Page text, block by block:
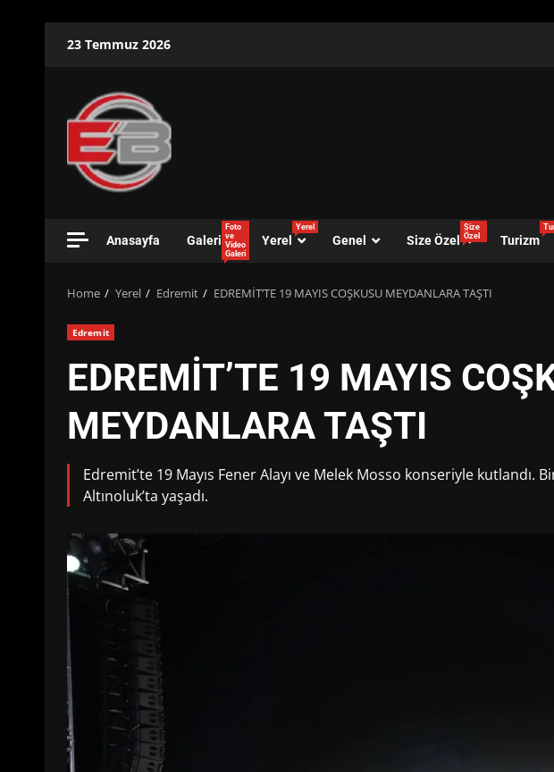
23 Temmuz 2026
Anasayfa Galeri
Foto
ve
Video
Galeri
Yerel
Yerel
Genel Size Özel
Size
Özel
Turizm
Home Yerel Edremit EDREMİT’TE 19 MAYIS COŞKUSU MEYDANLARA TAŞTI
Edremit
EDREMİT’TE 19 MAYIS
MEYDANLARA TAŞTI
Edremit’te 19 Mayıs Fener Alayı ve Melek Mosso konseriyle kutlandı.
Altınoluk’ta yaşadı.